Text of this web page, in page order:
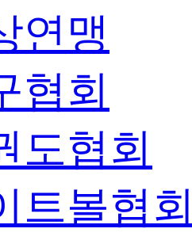
연맹
협회
도협회
트볼협